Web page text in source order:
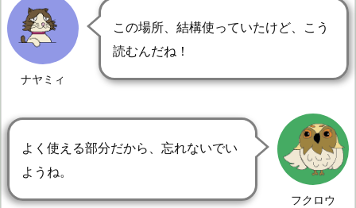
ナヤミィ
この場所、結構使っていたけど、こう
読むんだね！
フクロウ
よく使える部分だから、忘れないでい
ようね。